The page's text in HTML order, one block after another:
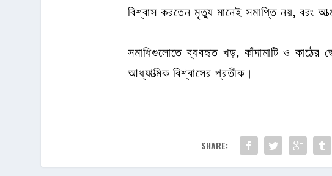
বিশ্বাস করতেন মৃত্যু মানেই সমাপ্তি নয়, বরং
সমাধিগুলোতে ব্যবহৃত খড়, কাঁদামাটি ও
আধ্যাত্মিক বিশ্বাসের প্রতীক।
SHARE: